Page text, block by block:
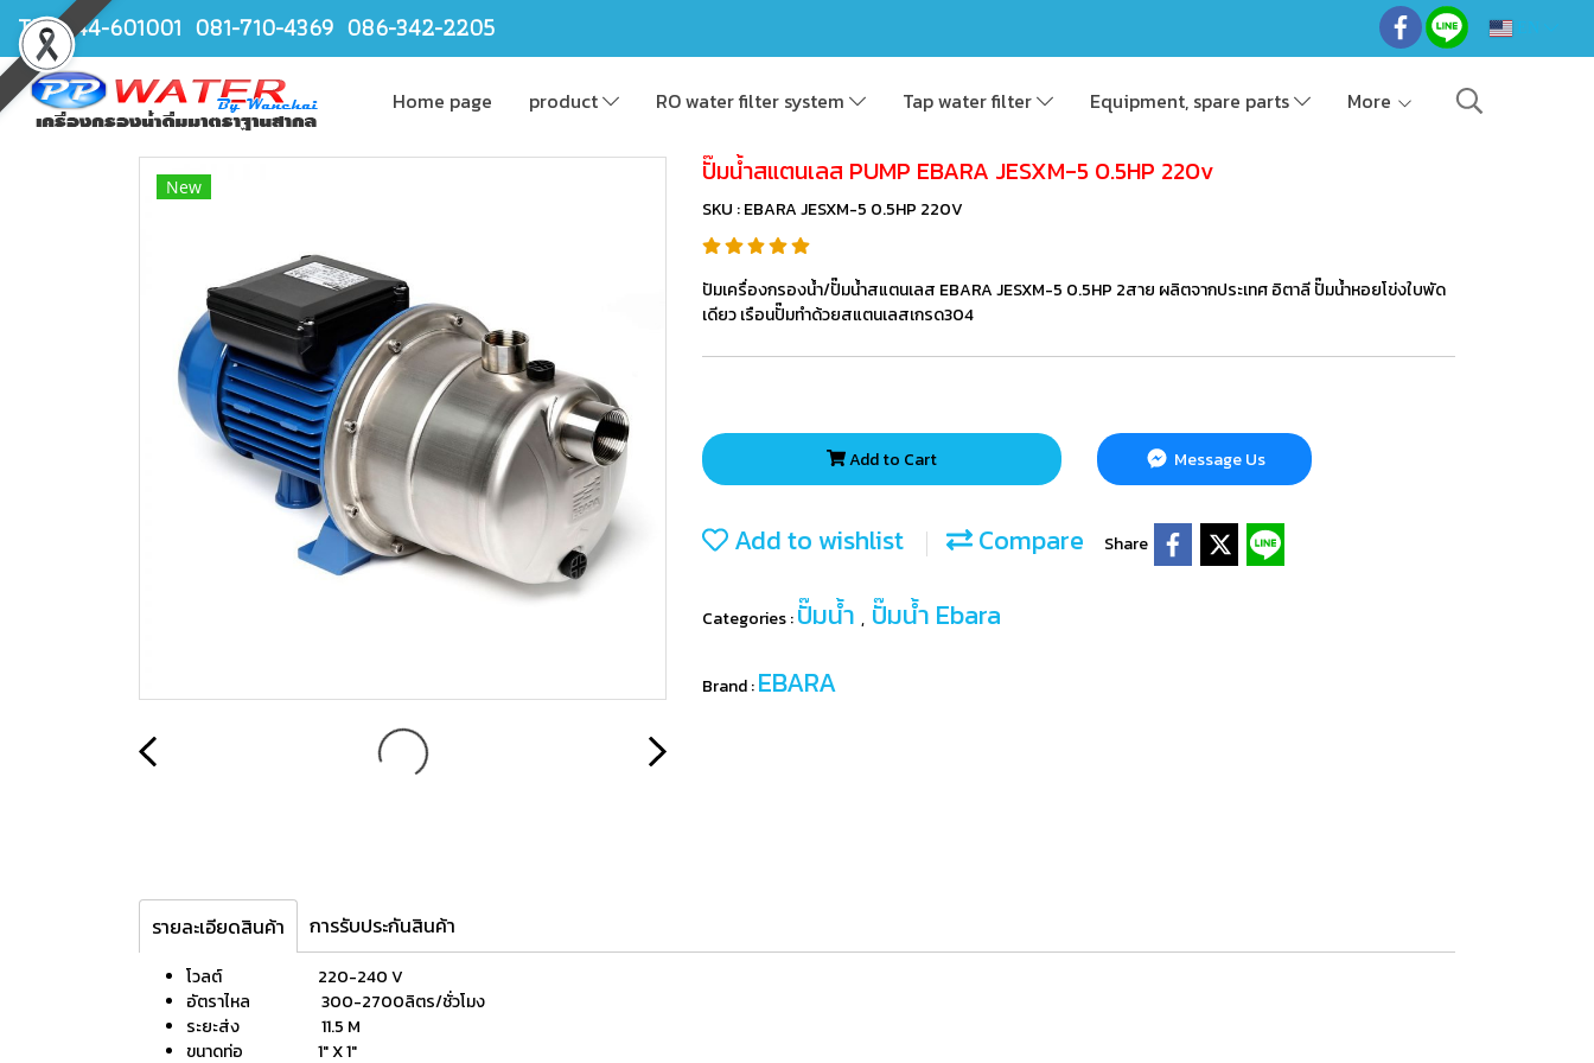
TEL.044-601001 081-710-4369 086-342-2205 EN
Home page product RO water filter system Tap water filter Equipment, spare parts More
New ปั๊มน้ำสแตนเลส PUMP EBARA JESXM-5 0.5HP 220v
SKU : EBARA JESXM-5 0.5HP 220V
ปัมเครื่องกรองน้ำ/ปั๊มน้ำสแตนเลส EBARA JESXM-5 0.5HP 2สาย ผลิตจากประเทศ อิตาลี ปั๊มน้ำหอยโข่งใบพัด
เดียว เรือนปั๊มทำด้วยสแตนเลสเกรด304
Add to Cart Message Us
Add to wishlist Compare Share
Categories :ปั๊มน้ำ , ปั๊มน้ำ Ebara
Brand :EBARA
รายละเอียดสินค้า การรับประกันสินค้า
โวลต์ 220-240 V
อัตราไหล 300-2700ลิตร/ชั่วโมง
ระยะส่ง 11.5 M
ขนาดท่อ 1" X 1″